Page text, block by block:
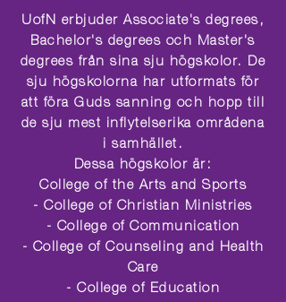
UofN erbjuder Associate's degrees,
Bachelor's degrees och Master's
degrees från sina sju högskolor. De
sju högskolorna har utformats för
att föra Guds sanning och hopp till
de sju mest inflytelserika områdena
i samhället.
Dessa högskolor är:
College of the Arts and Sports
- College of Christian Ministries
- College of Communication
- College of Counseling and Health
Care
- College of Education